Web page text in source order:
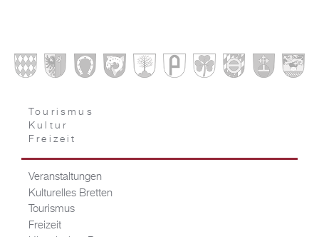
Tourismus
Kultur
Freizeit
Veranstaltungen
Kulturelles Bretten
Tourismus
Freizeit